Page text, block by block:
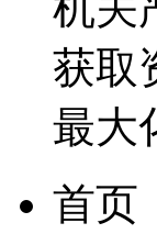
获取
最大
首页